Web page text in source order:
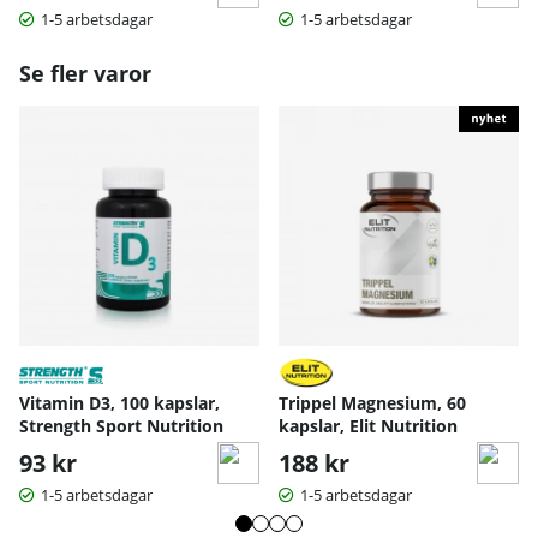
m1-5 arbetsdagar 1-5 arbetsdagar
Se fler varor
Vitamin D3, 100 kapslar,
Strength Sport Nutrition
93 kr
1-5 arbetsdagar
Trippel Magnesium, 60
kapslar, Elit Nutrition
188 kr
1-5 arbetsdagar